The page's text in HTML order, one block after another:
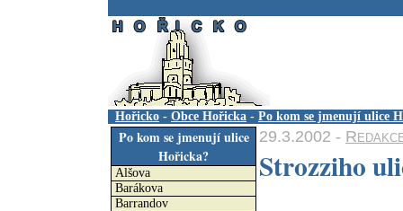
Hořicko - Obce Hořicka - Po kom se jmenují ulice
Po kom se jmenují ulice
Hořicka?
Alšova
Barákova
Barrandov
29.3.2002 -
Strozziho